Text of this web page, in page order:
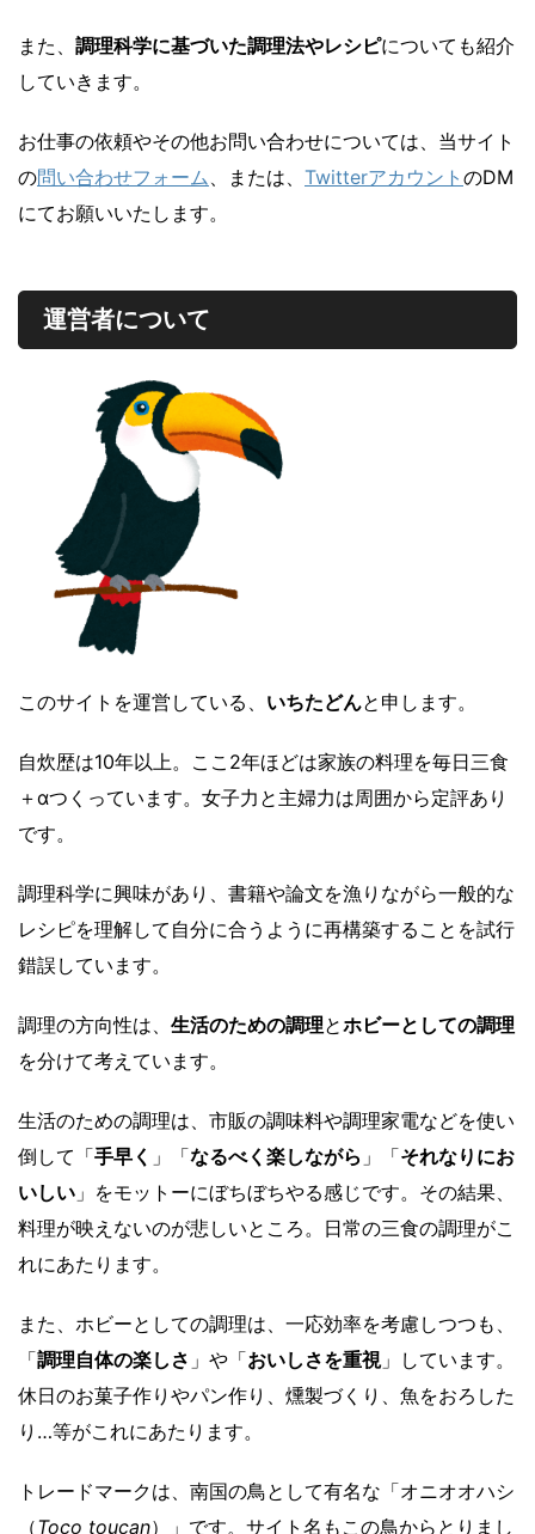
また、 調理科学に基づいた調理法やレシピについても紹介
していきます。
お仕事の依頼やその他お問い合わせについては、当サイト
の問い合わせフォーム、または、 Twitterアカウント のDM
にてお願いいたします。
運営者について
このサイトを運営している、 いちたどんと申します。
自炊歴は10年以上。ここ2年ほどは家族の料理を毎日三食
＋αつくっています。女子力と主婦力は周囲から定評あり
です。
調理科学に興味があり、書籍や論文を漁りながら一般的な
レシピを理解して自分に合うように再構築することを試行
錯誤しています。
調理の方向性は、 生活のための調理とホビーとしての調理
を分けて考えています。
生活のための調理は、市販の調味料や調理家電などを使い
倒して「手早く 」「なるべく楽しながら 」「それなりにお
いしい 」をモットーにぼちぼちやる感じです。その結果、
料理が映えないのが悲しいところ。日常の三食の調理がこ
れにあたります。
また、ホビーとしての調理は、一応効率を考慮しつつも、
「調理自体の楽しさ 」や「おいしさを重視」しています。
休日のお菓子作りやパン作り、燻製づくり、魚をおろした
り…等がこれにあたります。
トレードマークは、南国の鳥として有名な「オニオオハシ
（Toco toucan）」です。サイト名もこの鳥からとりまし